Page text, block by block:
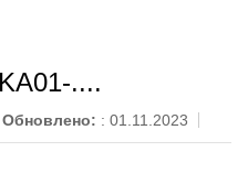
....
Обновлено: : 01.11.2023